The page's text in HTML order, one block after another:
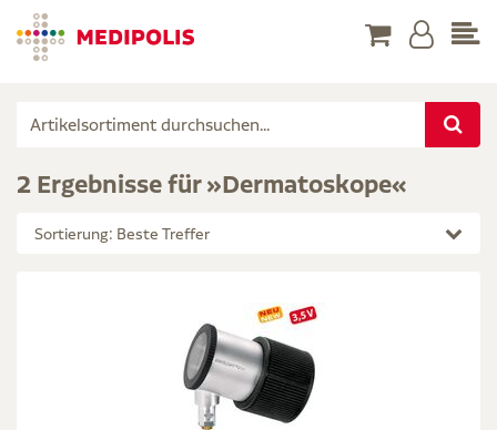
2 Ergebnisse für »Dermatoskope«
Sortierung: Beste Treffer